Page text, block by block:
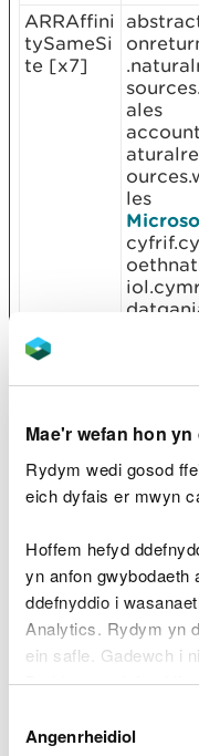
Mae'r wefan hon
Rydym wedi gosod
eich dyfais er mwyn
Hoffem hefyd
yn anfon
ddefnyddio i
Analytics. Rydym yn
ein safle. Gadewch i
Byddwn yn
Gellirdarllen mwy
Caniatâd
Angenrheidiol
ARRAffini
tySameSi
te [x7]
ales
les
CookieCo
[x17]
Gov.uk
cookietes
t
.com
manifests